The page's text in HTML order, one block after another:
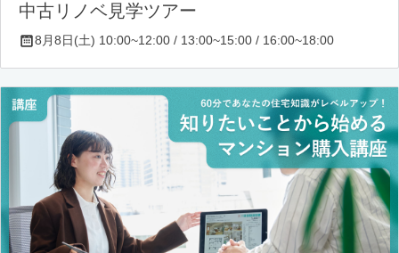
中古リノベ見学ツアー
8月8日(土) 10:00~12:00 / 13:00~15:00 / 16:00~18:00